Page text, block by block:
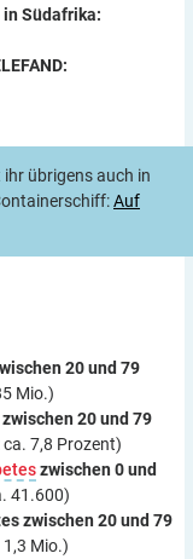
Südafrika:
übrigens auch in
Auf
20 und 79
Mio.)
20 und 79
7,8 Prozent)
zwischen 0 und
41.600)
zwischen 20 und 79
Mio.)